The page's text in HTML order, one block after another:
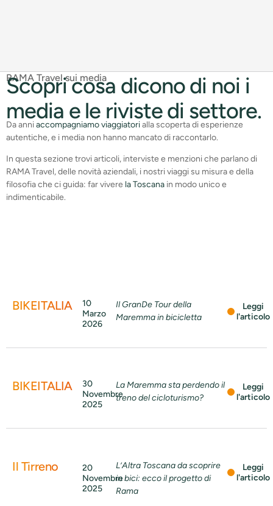
RAMA Travel sui media
Scopri cosa dicono di noi i
media e le riviste di settore.
Da anniaccompagniamo viaggiatorialla scoperta di esperienze
autentiche, e i media non hanno mancato di raccontarlo.
In questa sezione trovi articoli, interviste e menzioni che parlano di
RAMA Travel, delle novità aziendali, i nostri viaggi su misura e della
filosofia che ci guida: far vivere la Toscana in modo unico e
indimenticabile.
10
Marzo
2026
BIKEITALIA
Il GranDe Tour della
Maremma in bicicletta
Leggi
l'articolo
30
Novembre
2025
BIKEITALIA
La Maremma sta perdendo il
treno del cicloturismo?
Leggi
l'articolo
20
Novembre
2025
Il Tirreno
L’Altra Toscana da scoprire
in bici: ecco il progetto di
Rama
Leggi
l'articolo